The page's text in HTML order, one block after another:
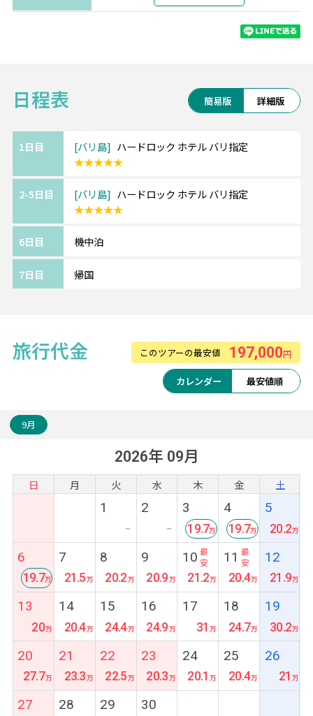
＜学生限定特典＞
◆ベノアビーチでのマリンスポーツ1種＆ランチ付き
〇Bセット：学生特典+5つ星ホテル『ケンピンスキー』で
ーンティー（5,000円/人）
ません。
経由便で帰国前に他国に立ち寄りたい！な
TSJならバリ島現地支店があるので、サポート
■ハードロック ホテル バリ
音楽好きにはたまらない大人から子供まで楽
クタビーチ目の前の好立地かつ広いお部屋で
家族旅行にもお勧め。
ル10大特典付き
4.観光時のサロンレンタル
5.LINEで現地日本語対応 など
日程表 簡易版 詳細版
1日目 バリ島
ハードロック ホテル バリ指定
★★★★★
2-5日目 バリ島
ハードロック ホテル バリ指定
★★★★★
6日目 機中泊
7日目 帰国
旅行代金 このツアーの最安値 197,000円
カレンダー 最安値順
9月
2026年 09月
日 月 火 水 木 金 土
1
ー
2
ー
3
最
安
19.7
4
最
安
19.7
5
20.2
6
19.7
7
21.5
8
20.2
9
20.9
10
21.2
11
20.4
12
21.9
13
20
14
20.4
15
24.4
16
24.9
17
31
18
24.7
19
30.2
20
27.7
21
23.3
22
22.5
23
20.3
24
20.1
25
20.4
26
21
27 28 29 30